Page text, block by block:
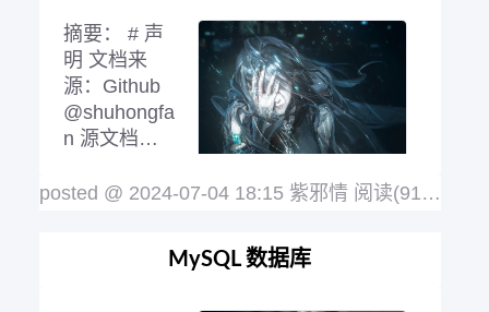
赖管理：方
阅读全文
摘要： # 声
明 文档来
源：Github
@shuhongfa
n 源文档：B
更草堂 # 函
基操，否则看不懂别人写的优雅代码 简
化代码，不想看到有些恶心代码 大数据
posted @ 2024-07-04 18:15 紫邪情 阅读(918)
MySQL 数据库